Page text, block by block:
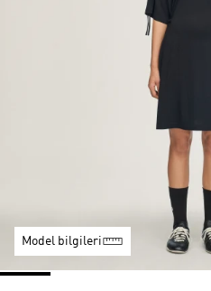
Model bilgileri